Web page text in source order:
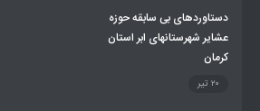
دستاوردهای بی سابقه حوزه
عشایر شهرستانهای ابر استان
کرمان
۲۰ تیر